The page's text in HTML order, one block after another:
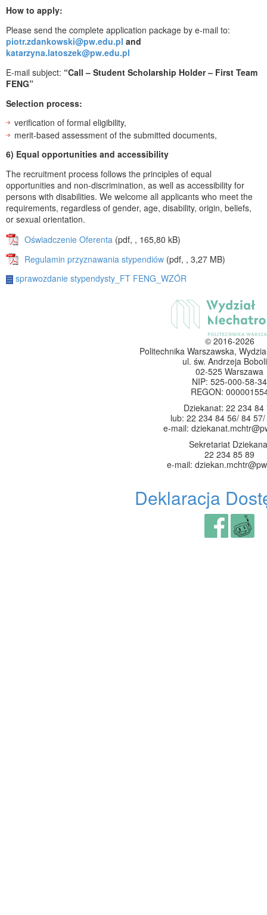
How to apply:
Please send the complete application package by e-mail to:
piotr.zdankowski@pw.edu.pl and
katarzyna.latoszek@pw.edu.pl
E-mail subject: “Call – Student Scholarship Holder – First Team
FENG”
Selection process:
verification of formal eligibility,
merit-based assessment of the submitted documents,
6) Equal opportunities and accessibility
The recruitment process follows the principles of equal
opportunities and non-discrimination, as well as accessibility for
persons with disabilities. We welcome all applicants who meet the
requirements, regardless of gender, age, disability, origin, beliefs,
or sexual orientation.
Oświadczenie Oferenta (pdf, , 165,80 kB)
Regulamin przyznawania stypendiów (pdf, , 3,27 MB)
sprawozdanie stypendysty_FT FENG_WZÓR
© 2016-2026
Politechnika Warszawska,
ul. św. Andrzeja
02-525 Warszawa
NIP: 525-000-58-34
REGON:
Dziekanat: 22 234 84
lub: 22 234 84 56/ 84
e-mail:
Sekretariat
22 234 85 89
e-mail:
Deklaracja